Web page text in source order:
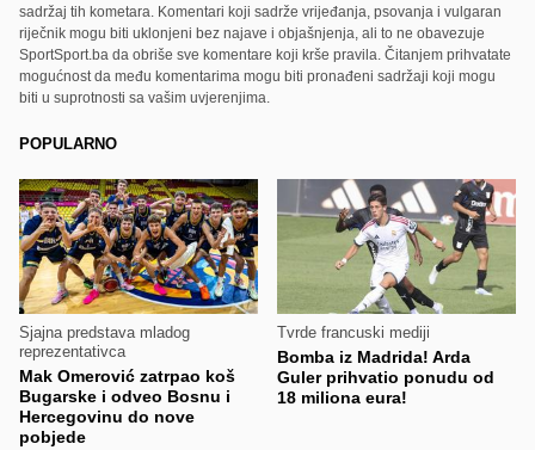
sadržaj tih kometara. Komentari koji sadrže vrijeđanja, psovanja i vulgaran
riječnik mogu biti uklonjeni bez najave i objašnjenja, ali to ne obavezuje
SportSport.ba da obriše sve komentare koji krše pravila. Čitanjem prihvatate
mogućnost da među komentarima mogu biti pronađeni sadržaji koji mogu
biti u suprotnosti sa vašim uvjerenjima.
POPULARNO
Sjajna predstava mladog
reprezentativca
Mak Omerović zatrpao koš
Bugarske i odveo Bosnu i
Hercegovinu do nove
pobjede
Tvrde francuski mediji
Bomba iz Madrida! Arda
Guler prihvatio ponudu od
18 miliona eura!